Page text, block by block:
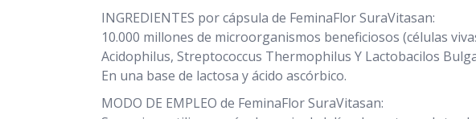
INGREDIENTES por cápsula de FeminaFlor SuraVitasan:
10.000 millones de microorganismos beneficiosos (células
Acidophilus, Streptococcus Thermophilus Y Lactobacilos
En una base de lactosa y ácido ascórbico.
MODO DE EMPLEO de FeminaFlor SuraVitasan: